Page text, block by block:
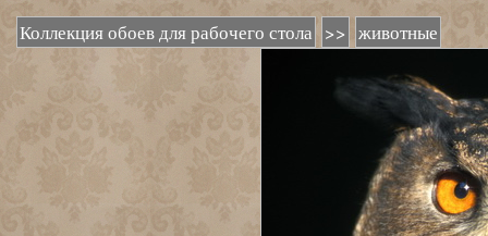
Коллекция обоев для рабочего стола >> животные